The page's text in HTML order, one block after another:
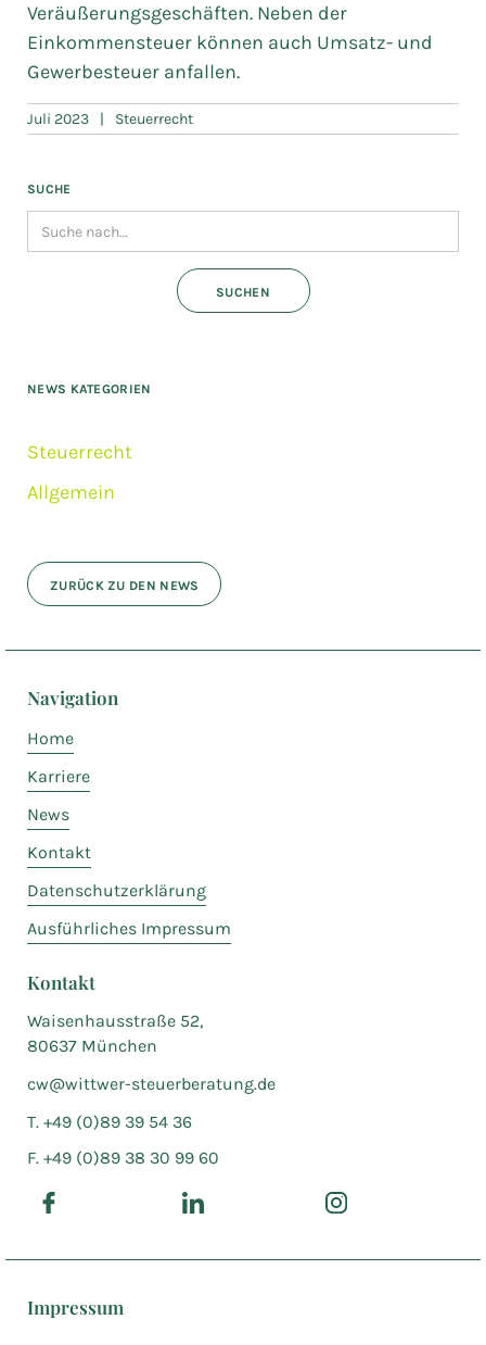
Veräußerungsgeschäften. Neben der
Einkommensteuer können auch Umsatz- und
Gewerbesteuer anfallen.
Juli 2023 | Steuerrecht
SUCHE
NEWS KATEGORIEN
Steuerrecht
Allgemein
ZURÜCK ZU DEN NEWS
Navigation
Home
Karriere
News
Kontakt
Datenschutzerklärung
Ausführliches Impressum
Kontakt
Waisenhausstraße 52,
80637 München
cw@wittwer-steuerberatung.de
T. +49 (0)89 39 54 36
F. +49 (0)89 38 30 99 60
Impressum